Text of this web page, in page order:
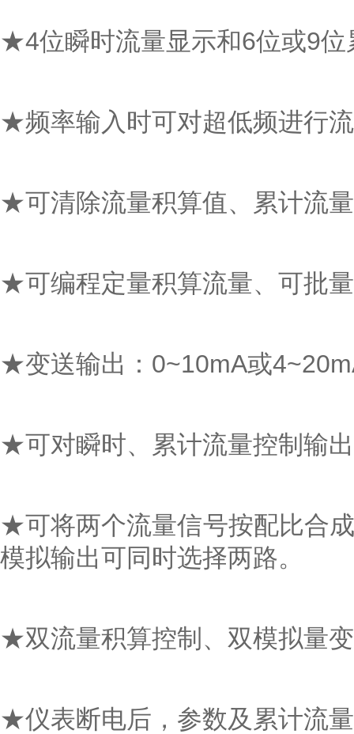
★4位瞬时流量显示和6位或9位
★频率输入时可对超低频进行流
★可清除流量积算值、累计流量
★可编程定量积算流量、可批量
★变送输出：0~10mA或
★可对瞬时、累计流量控制输出
★可将两个流量信号按配比合成
模拟输出可同时选择两路。
★双流量积算控制、双模拟量变送
★仪表断电后，参数及累计流